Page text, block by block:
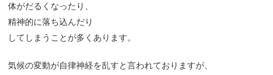
体がだるくなったり、
精神的に落ち込んだり
してしまうことが多くあります。
気候の変動が自律神経を乱すと言われておりますが、